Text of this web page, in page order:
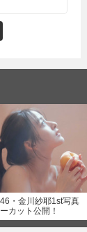
46・金川紗耶1st写真
カット公開！